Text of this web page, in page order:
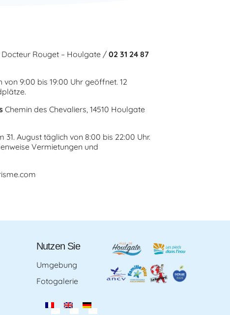
Docteur Rouget – Houlgate / 02 31 24 87
von 9:00 bis 19:00 Uhr geöffnet. 12
Chemin des Chevaliers, 14510 Houlgate
31. August täglich von 8:00 bis 22:00 Uhr.
Vermietungen und
Nutzen Sie
Umgebung
Fotogalerie